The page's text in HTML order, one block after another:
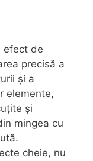
efect de
precisă a
și a
elemente,
și
mingea cu
cheie, nu